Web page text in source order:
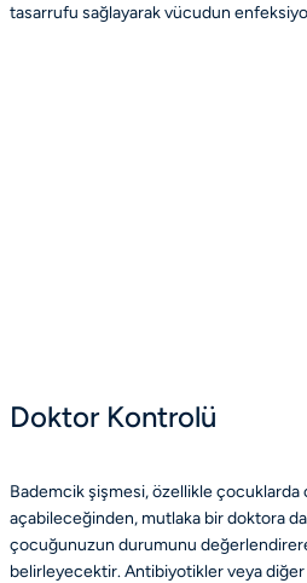
tasarrufu sağlayarak vücudun
Doktor Kontrolü
Bademcik şişmesi, özellikle çocuklarda
açabileceğinden, mutlaka bir doktora
çocuğunuzun durumunu
belirleyecektir. Antibiyotikler veya